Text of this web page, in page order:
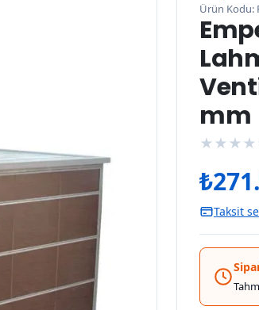
Ürün Kodu:
mm
★ ★ ★ ★
₺
Taksit